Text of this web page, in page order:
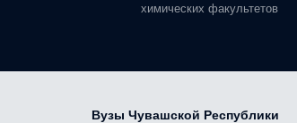
химических факультетов
Вузы Чувашской Республики